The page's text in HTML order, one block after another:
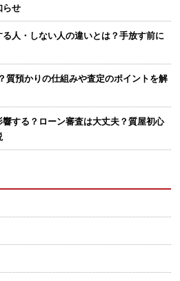
らせ
人・しない人の違いとは？手放す前に
質預かりの仕組みや査定のポイントを解
する？ローン審査は大丈夫？質屋初心